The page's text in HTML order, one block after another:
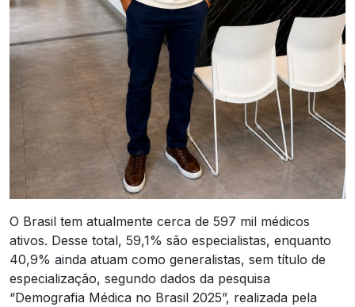
O Brasil tem atualmente cerca de 597 mil médicos
ativos. Desse total, 59,1% são especialistas, enquanto
40,9% ainda atuam como generalistas, sem título de
especialização, segundo dados da pesquisa
“Demografia Médica no Brasil 2025”, realizada pela